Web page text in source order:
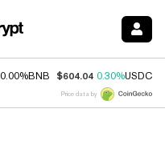
0.00%BNB $604.04 0.30%USDC
Price data by